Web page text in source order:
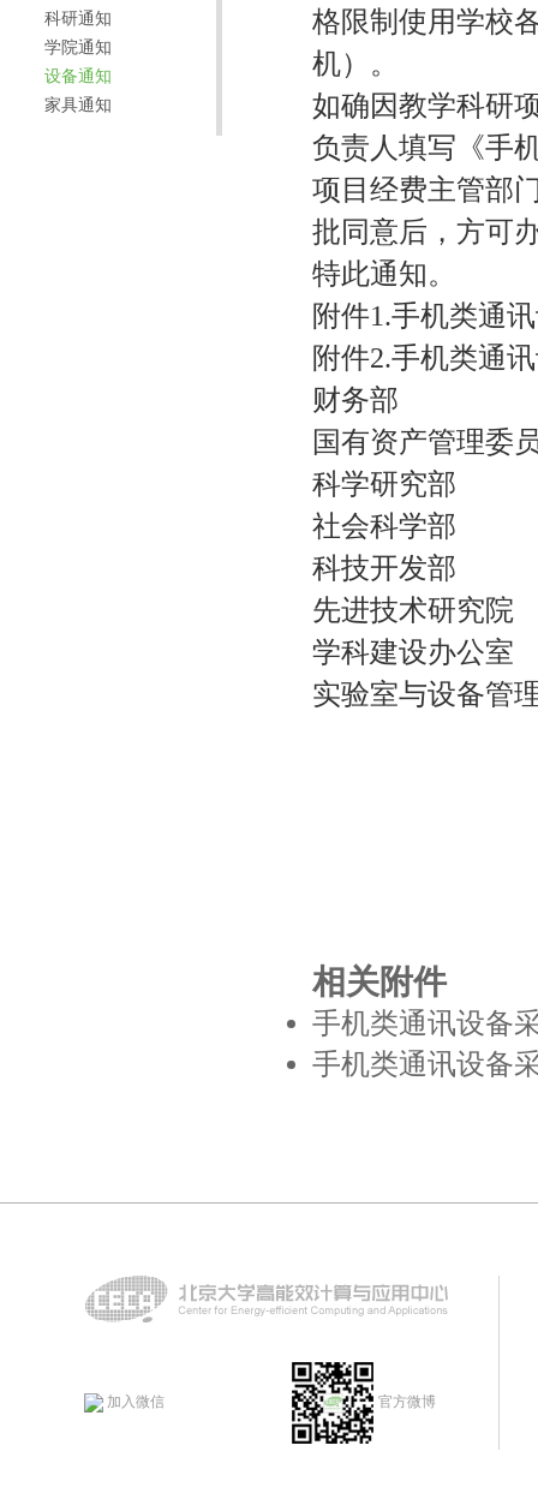
科研通知
学院通知
设备通知
家具通知
格限制使用学校
机）。
如确因教学科研
负责人填写《手
项目经费主管部
批同意后，方可
特此通知。
附件1.手机类通
附件2.手机类通
财务部
国有资产管理委
科学研究部
社会科学部
科技开发部
先进技术研究院
学科建设办公室
实验室与设备管
相关附件
手机类通讯设备
手机类通讯设备
加入微信 官方微博